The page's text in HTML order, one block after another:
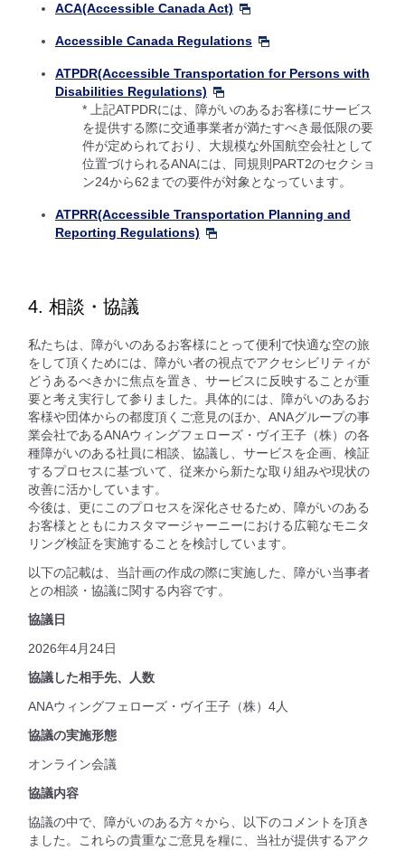
ACA(Accessible Canada Act)
Accessible Canada Regulations
ATPDR(Accessible Transportation for Persons with
Disabilities Regulations)
* 上記ATPDRには、障がいのあるお客様にサービス
を提供する際に交通事業者が満たすべき最低限の要
件が定められており、大規模な外国航空会社として
位置づけられるANAには、同規則PART2のセクショ
ン24から62までの要件が対象となっています。
ATPRR(Accessible Transportation Planning and
Reporting Regulations)
4. 相談・協議
私たちは、障がいのあるお客様にとって便利で快適な空の旅
をして頂くためには、障がい者の視点でアクセシビリティが
どうあるべきかに焦点を置き、サービスに反映することが重
要と考え実行して参りました。具体的には、障がいのあるお
客様や団体からの都度頂くご意見のほか、ANAグループの事
業会社であるANAウィングフェローズ・ヴイ王子（株）の各
種障がいのある社員に相談、協議し、サービスを企画、検証
するプロセスに基づいて、従来から新たな取り組みや現状の
改善に活かしています。
今後は、更にこのプロセスを深化させるため、障がいのある
お客様とともにカスタマージャーニーにおける広範なモニタ
リング検証を実施することを検討しています。
以下の記載は、当計画の作成の際に実施した、障がい当事者
との相談・協議に関する内容です。
協議日
2026年4月24日
協議した相手先、人数
ANAウィングフェローズ・ヴイ王子（株）4人
協議の実施形態
オンライン会議
協議内容
協議の中で、障がいのある方々から、以下のコメントを頂き
ました。これらの貴重なご意見を糧に、当社が提供するアク